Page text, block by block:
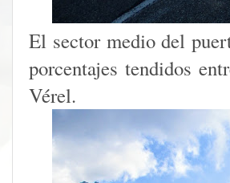
El sector medio del
porcentajes tendidos
Vérel.